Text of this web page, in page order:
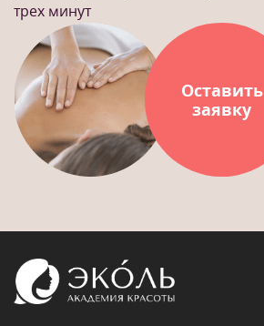
трех минут
Оставить
заявку